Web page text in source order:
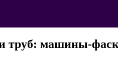
труб: машины-